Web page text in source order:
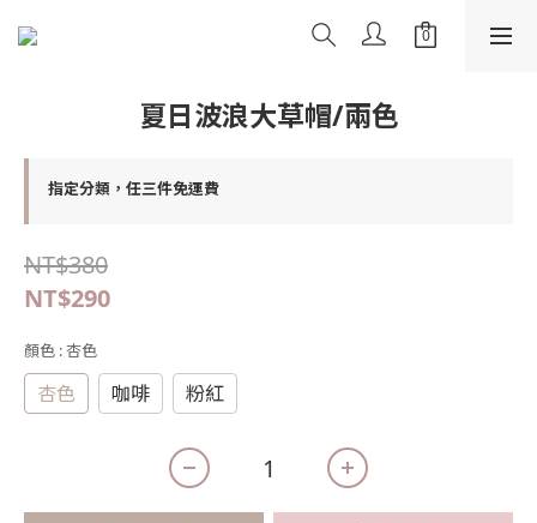
夏日波浪大草帽/兩色
指定分類，任三件免運費
NT$380
NT$290
顏色 : 杏色
杏色 咖啡 粉紅